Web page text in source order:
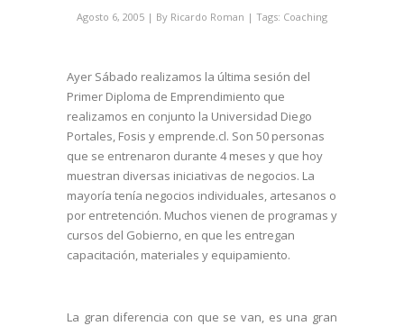
Agosto 6, 2005 | By Ricardo Roman | Tags: Coaching
Ayer Sábado realizamos la última sesión del
Primer Diploma de Emprendimiento que
realizamos en conjunto la Universidad Diego
Portales, Fosis y emprende.cl. Son 50 personas
que se entrenaron durante 4 meses y que hoy
muestran diversas iniciativas de negocios. La
mayoría tenía negocios individuales, artesanos o
por entretención. Muchos vienen de programas y
cursos del Gobierno, en que les entregan
capacitación, materiales y equipamiento.
La gran diferencia con que se van, es una gran